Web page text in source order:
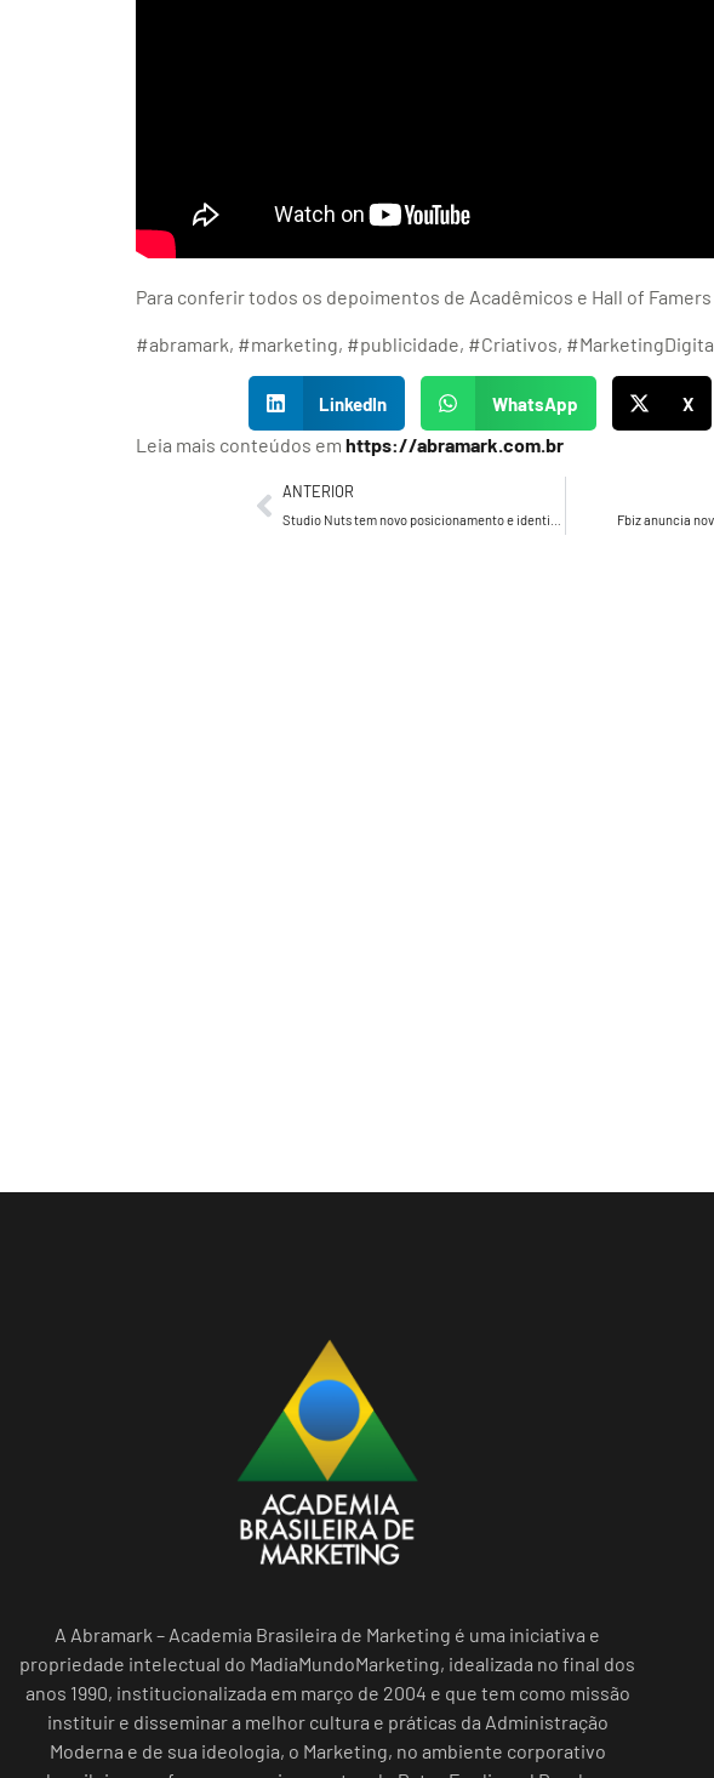
Para conferir todos os depoimentos de Acadêmicos e Hall of
#abramark, #marketing, #publicidade, #Criativos,
LinkedIn WhatsApp X
Leia mais conteúdos em https://abramark.com.br
ANTERIOR
Fbiz anuncia
A Abramark – Academia Brasileira de Marketing é uma iniciativa e
propriedade intelectual do MadiaMundoMarketing, idealizada no final dos
anos 1990, institucionalizada em março de 2004 e que tem como missão
instituir e disseminar a melhor cultura e práticas da Administração
Moderna e de sua ideologia, o Marketing, no ambiente corporativo